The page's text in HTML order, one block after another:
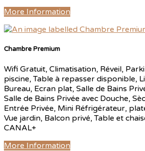
More Information
Chambre Premium
Wifi Gratuit, Climatisation, Réveil,
piscine, Table à repasser disponible,
Bureau, Ecran plat, Salle de Bains
Salle de Bains Privée avec Douche,
Entrée Privée, Mini Réfrigérateur,
Vue jardin, Balcon privé, Table et
CANAL+
More Information